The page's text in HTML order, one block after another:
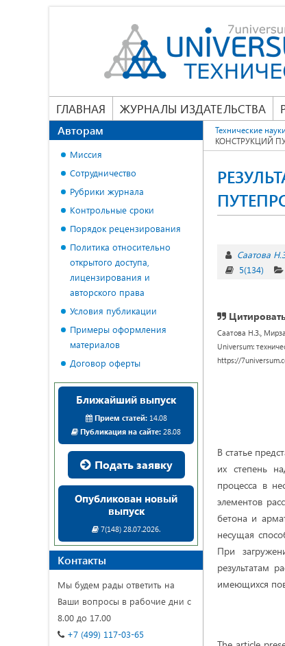
ГЛАВНАЯ ЖУРНАЛЫ ИЗДАТЕЛЬСТВА
Технические науки
КОНСТРУКЦИЙ
Саатова
5(134)
Саатова Н.З.,
Universum:
https://
В статье
их степень
процесса в
элементов
бетона и
несущая
При
результатам
имеющихся
Авторам
Миссия
Сотрудничество
Рубрики журнала
Контрольные сроки
Порядок рецензирования
Политика относительно
открытого доступа,
лицензирования и
авторского права
Условия публикации
Примеры оформления
материалов
Договор оферты
Ближайший выпуск
Прием статей:14.08
Публикация на сайте: 28.08
Подать заявку
Опубликован новый
выпуск
7(148) 28.07.2026.
Контакты
Мы будем рады ответить на
Ваши вопросы в рабочие дни с
8.00 до 17.00
+7 (499) 117-03-65